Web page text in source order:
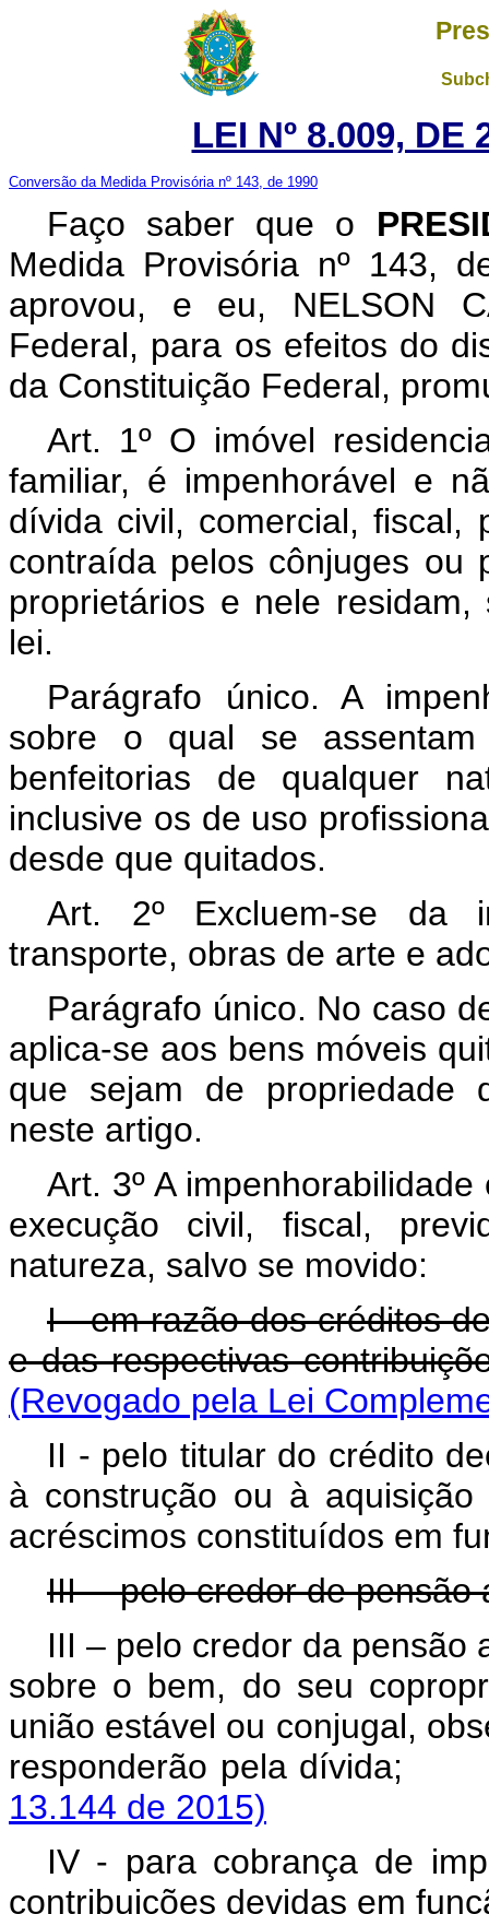
LEI Nº 8.009, DE
Conversão da Medida Provisória nº 143, de 1990
Faço saber que o
Medida Provisória nº 143,
aprovou, e eu, NELSON
Federal, para os efeitos do
da Constituição Federal,
Art. 1º O imóvel
familiar, é impenhorável e
dívida civil, comercial, fiscal,
contraída pelos cônjuges ou
proprietários e nele
lei.
Parágrafo único. A
sobre o qual se
benfeitorias de qualquer
inclusive os de uso
desde que quitados.
Art. 2º Excluem-se da
transporte, obras de arte e
Parágrafo único. No caso
aplica-se aos bens móveis
que sejam de propriedade
neste artigo.
Art. 3º A
execução civil, fiscal,
natureza, salvo se movido:
I - em razão dos créditos
e das respectivas
(Revogado pela Lei
II - pelo titular do crédito
à construção ou à
acréscimos constituídos em
III -- pelo credor de pensão
III – pelo credor da pensão
sobre o bem, do seu
união estável ou conjugal,
responderão pela
13.144 de 2015)
IV - para cobrança de
contribuições devidas em